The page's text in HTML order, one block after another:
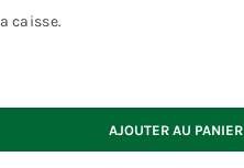
caisse.
AJOUTER AU PANIER